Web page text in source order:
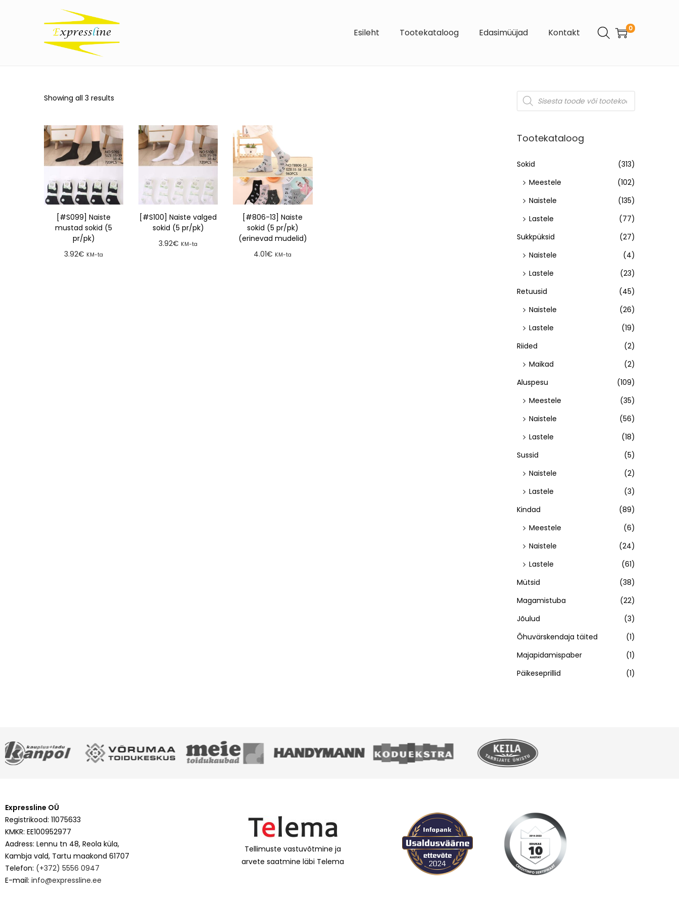
Esileht Tootekataloog Edasimüüjad Kontakt 0
Showing all 3 results
[#S099] Naiste
mustad sokid (5
pr/pk)
3.92€ KM-ta
[#S100] Naiste valged
sokid (5 pr/pk)
3.92€ KM-ta
[#806-13] Naiste
sokid (5 pr/pk)
(erinevad mudelid)
4.01€ KM-ta
Tootekataloog
Sokid
(313)
Meestele
(102)
Naistele
(135)
Lastele
(77)
Sukkpüksid
(27)
Naistele
(4)
Lastele
(23)
Retuusid
(45)
Naistele
(26)
Lastele
(19)
Riided
(2)
Maikad
(2)
Aluspesu
(109)
Meestele
(35)
Naistele
(56)
Lastele
(18)
Sussid
(5)
Naistele
(2)
Lastele
(3)
Kindad
(89)
Meestele
(6)
Naistele
(24)
Lastele
(61)
Mütsid
(38)
Magamistuba
(22)
Jõulud
(3)
Õhuvärskendaja täited
(1)
Majapidamispaber
(1)
Päikeseprillid
(1)
Expressline OÜ
Registrikood: 11075633
KMKR: EE100952977
Aadress: Lennu tn 48, Reola küla,
Kambja vald, Tartu maakond 61707
Telefon: (+372) 5556 0947
E-mail: info@expressline.ee
Tellimuste vastuvõtmine ja
arvete saatmine läbi Telema